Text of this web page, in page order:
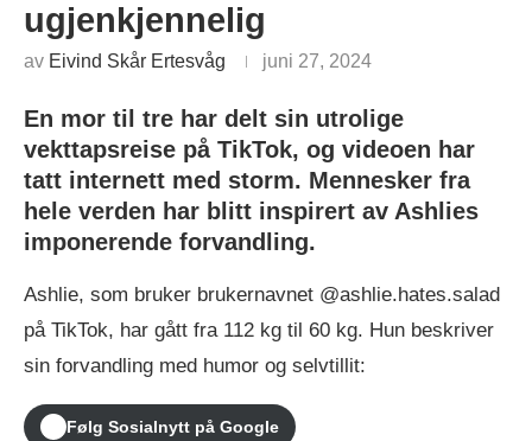
ugjenkjennelig
av Eivind Skår Ertesvåg juni 27, 2024
En mor til tre har delt sin utrolige
vekttapsreise på TikTok, og videoen har
tatt internett med storm. Mennesker fra
hele verden har blitt inspirert av Ashlies
imponerende forvandling.
Ashlie, som bruker brukernavnet @ashlie.hates.salad
på TikTok, har gått fra 112 kg til 60 kg. Hun beskriver
sin forvandling med humor og selvtillit:
Følg Sosialnytt på Google